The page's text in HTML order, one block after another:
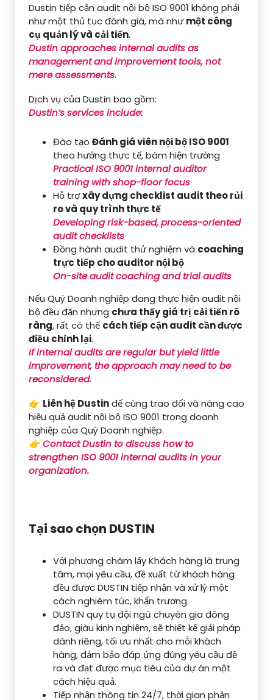
Dustin tiếp cận audit nội bộ ISO 9001 không phải
như một thủ tục đánh giá, mà nhưmột công
cụ quản lý và cải tiến.
Dustin approaches internal audits as
management and improvement tools, not
mere assessments.
Dịch vụ của Dustin bao gồm:
Dustin’s services include:
Đào tạo Đánh giá viên nội bộ ISO 9001
theo hướng thực tế, bám hiện trường
Practical ISO 9001 internal auditor
training with shop-floor focus
Hỗ trợxây dựng checklist audit theo rủi
ro và quy trình thực tế
Developing risk-based, process-oriented
audit checklists
Đồng hành audit thử nghiệm và coaching
trực tiếp cho auditor nội bộ
On-site audit coaching and trial audits
Nếu Quý Doanh nghiệp đang thực hiện audit nội
bộ đều đặn nhưng chưa thấy giá trị cải tiến rõ
ràng, rất có thể cách tiếp cận audit cần được
điều chỉnh lại.
If internal audits are regular but yield little
improvement, the approach may need to be
reconsidered.
👉 Liên hệ Dustinđể cùng trao đổi và nâng cao
hiệu quả audit nội bộ ISO 9001 trong doanh
nghiệp của Quý Doanh nghiệp.
👉 Contact Dustin to discuss how to
strengthen ISO 9001 internal audits in your
organization.
Tại sao chọn DUSTIN
Với phương châm lấy Khách hàng là trung
tâm, mọi yêu cầu, đề xuất từ khách hàng
đều được DUSTIN tiếp nhận và xử lý một
cách nghiêm túc, khẩn trương.
DUSTIN quy tụ đội ngũ chuyên gia đông
đảo, giàu kinh nghiệm, sẽ thiết kế giải pháp
dành riêng, tối ưu nhất cho mỗi khách
hàng, đảm bảo đáp ứng đúng yêu cầu đề
ra và đạt được mục tiêu của dự án một
cách hiệu quả.
Tiếp nhận thông tin 24/7, thời gian phản